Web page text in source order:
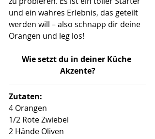
und ein wahres Erlebnis, das geteilt
werden will – also schnapp dir deine
Orangen und leg los!
Wie setzt du in deiner Küche
Akzente?
Zutaten:
4 Orangen
1/2 Rote Zwiebel
2 Hände Oliven